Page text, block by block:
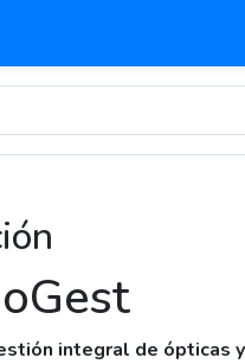
integral de ópticas